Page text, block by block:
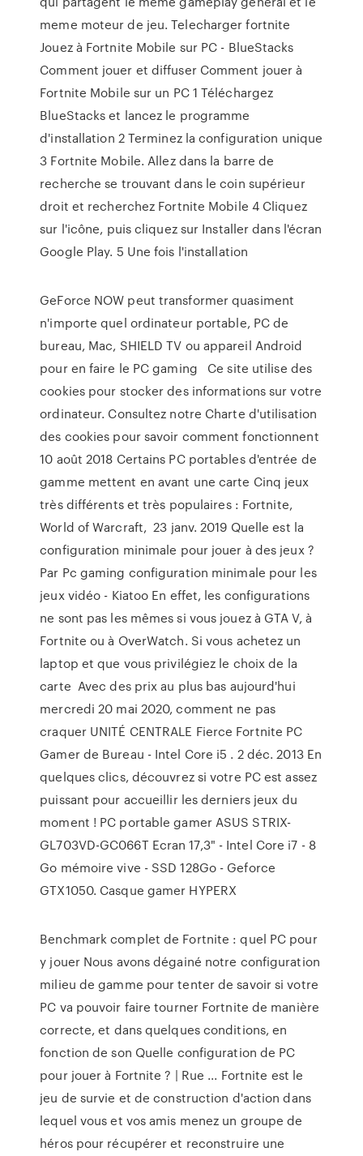
meme moteur de jeu. Telecharger fortnite
Jouez à Fortnite Mobile sur PC - BlueStacks
Comment jouer et diffuser Comment jouer à
Fortnite Mobile sur un PC 1 Téléchargez
BlueStacks et lancez le programme
d'installation 2 Terminez la configuration unique
3 Fortnite Mobile. Allez dans la barre de
recherche se trouvant dans le coin supérieur
droit et recherchez Fortnite Mobile 4 Cliquez
sur l'icône, puis cliquez sur Installer dans l'écran
Google Play. 5 Une fois l'installation
GeForce NOW peut transformer quasiment
n'importe quel ordinateur portable, PC de
bureau, Mac, SHIELD TV ou appareil Android
pour en faire le PC gaming Ce site utilise des
cookies pour stocker des informations sur votre
ordinateur. Consultez notre Charte d'utilisation
des cookies pour savoir comment fonctionnent
10 août 2018 Certains PC portables d'entrée de
gamme mettent en avant une carte Cinq jeux
très différents et très populaires : Fortnite,
World of Warcraft, 23 janv. 2019 Quelle est la
configuration minimale pour jouer à des jeux ?
Par Pc gaming configuration minimale pour les
jeux vidéo - Kiatoo En effet, les configurations
ne sont pas les mêmes si vous jouez à GTA V, à
Fortnite ou à OverWatch. Si vous achetez un
laptop et que vous privilégiez le choix de la
carte Avec des prix au plus bas aujourd'hui
mercredi 20 mai 2020, comment ne pas
craquer UNITÉ CENTRALE Fierce Fortnite PC
Gamer de Bureau - Intel Core i5 . 2 déc. 2013 En
quelques clics, découvrez si votre PC est assez
puissant pour accueillir les derniers jeux du
moment ! PC portable gamer ASUS STRIX-
GL703VD-GC066T Ecran 17,3" - Intel Core i7 - 8
Go mémoire vive - SSD 128Go - Geforce
GTX1050. Casque gamer HYPERX
Benchmark complet de Fortnite : quel PC pour
y jouer Nous avons dégainé notre configuration
milieu de gamme pour tenter de savoir si votre
PC va pouvoir faire tourner Fortnite de manière
correcte, et dans quelques conditions, en
fonction de son Quelle configuration de PC
pour jouer à Fortnite ? | Rue ... Fortnite est le
jeu de survie et de construction d'action dans
lequel vous et vos amis menez un groupe de
héros pour récupérer et reconstruire une